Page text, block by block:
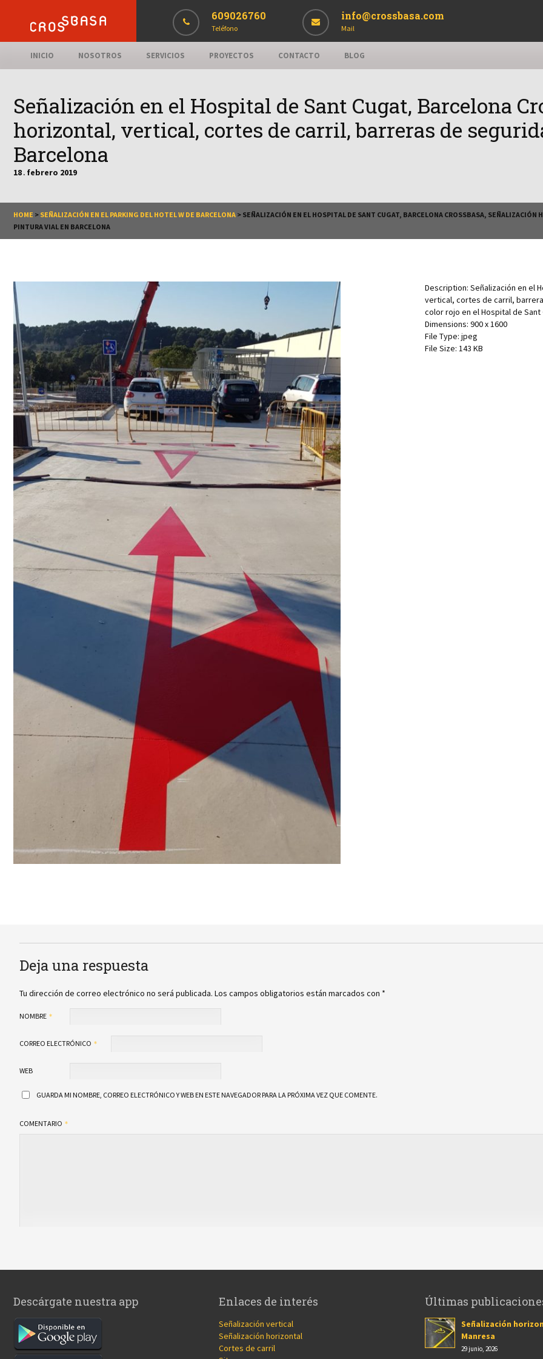
609026760
Teléfono
info@crossbasa.com
Mail
INICIO NOSOTROS SERVICIOS PROYECTOS CONTACTO BLOG
Señalización en el Hospital de Sant Cugat, Barcelona
horizontal, vertical, cortes de carril, barreras de
Barcelona
18 . febrero 2019
HOME > SEÑALIZACIÓN EN EL PARKING DEL HOTEL W DE BARCELONA > SEÑALIZACIÓN EN EL HOSPITAL DE SANT CUGAT, BARCELONA CROSSBASA, SEÑALIZACIÓN
PINTURA VIAL EN BARCELONA
Description: Señalización en el
vertical, cortes de carril,
color rojo en el Hospital de Sant
Dimensions: 900 x 1600
File Type: jpeg
File Size: 143 KB
Deja una respuesta
Tu dirección de correo electrónico no será publicada. Los campos obligatorios están marcados con *
NOMBRE
CORREO ELECTRÓNICO
WEB
GUARDA MI NOMBRE, CORREO ELECTRÓNICO Y WEB EN ESTE NAVEGADOR PARA LA PRÓXIMA VEZ QUE COMENTE.
COMENTARIO
Descárgate nuestra app Enlaces de interés
Señalización vertical
Señalización horizontal
Cortes de carril
Últimas
Señalización
Manresa
29 junio, 2026